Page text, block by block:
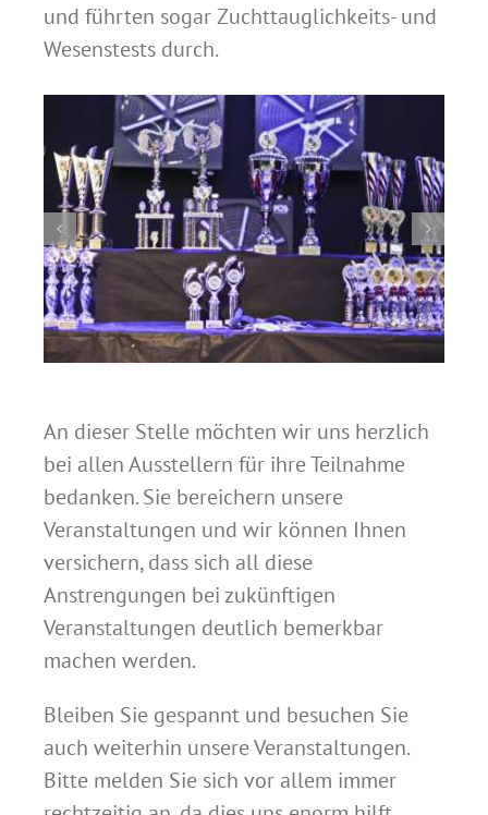
und führten sogar Zuchttauglichkeits- und
Wesenstests durch.
An dieser Stelle möchten wir uns herzlich
bei allen Ausstellern für ihre Teilnahme
bedanken. Sie bereichern unsere
Veranstaltungen und wir können Ihnen
versichern, dass sich all diese
Anstrengungen bei zukünftigen
Veranstaltungen deutlich bemerkbar
machen werden.
Bleiben Sie gespannt und besuchen Sie
auch weiterhin unsere Veranstaltungen.
Bitte melden Sie sich vor allem immer